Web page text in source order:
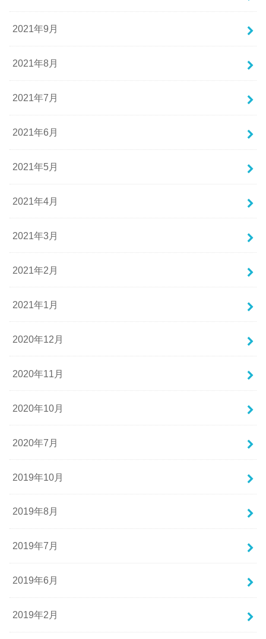
2021年9月
2021年8月
2021年7月
2021年6月
2021年5月
2021年4月
2021年3月
2021年2月
2021年1月
2020年12月
2020年11月
2020年10月
2020年7月
2019年10月
2019年8月
2019年7月
2019年6月
2019年2月